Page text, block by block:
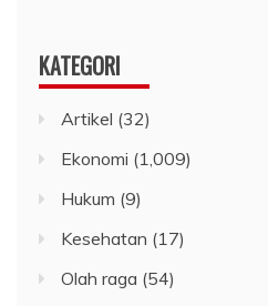
KATEGORI
Artikel (32)
Ekonomi (1,009)
Hukum (9)
Kesehatan (17)
Olah raga (54)